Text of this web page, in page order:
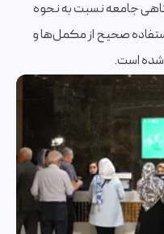
جامعه نسبت به نحوه
صحیح از مکمل‌ها و
شده است.